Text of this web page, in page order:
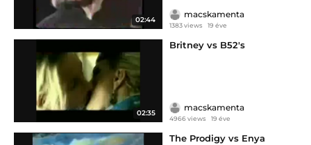
02:44
macskamenta
1383 views 19 éve
02:35
Britney vs B52's
macskamenta
4966 views 19 éve
The Prodigy vs Enya